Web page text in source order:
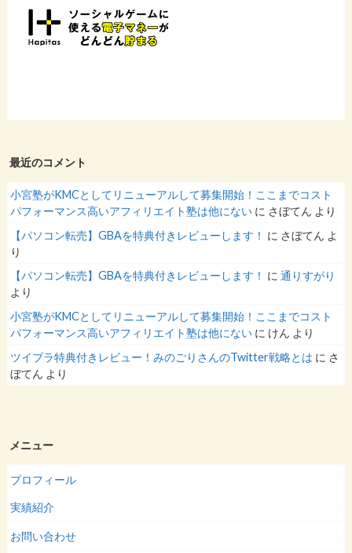
最近のコメント
小宮塾がKMCとしてリニューアルして募集開始！ここまでコスト
パフォーマンス高いアフィリエイト塾は他にない に さぼてん より
【パソコン転売】GBAを特典付きレビューします！ に さぼてん よ
り
【パソコン転売】GBAを特典付きレビューします！ に通りすがり
より
小宮塾がKMCとしてリニューアルして募集開始！ここまでコスト
パフォーマンス高いアフィリエイト塾は他にない に けん より
ツイブラ特典付きレビュー！みのごりさんのTwitter戦略とは に さ
ぼてん より
メニュー
プロフィール
実績紹介
お問い合わせ